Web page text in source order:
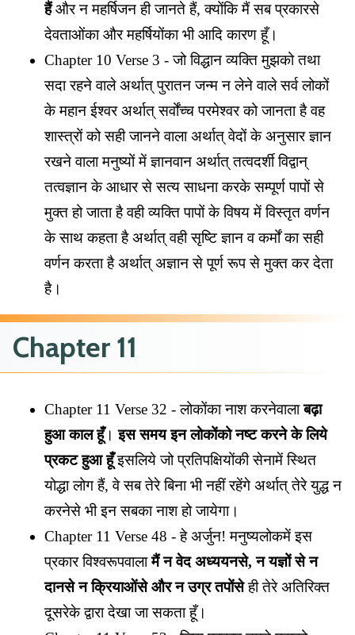
हैंऔर न महर्षिजन ही जानते हैं, क्योंकि मैं सब प्रकारसे
देवताओंका और महर्षियोंका भी आदि कारण हूँ।
Chapter 10 Verse 3 - जो विद्धान व्यक्ति मुझको तथा
सदा रहने वाले अर्थात् पुरातन जन्म न लेने वाले सर्व लोकों
के महान ईश्वर अर्थात् सर्वोंच्च परमेश्वर को जानता है वह
शास्त्रों को सही जानने वाला अर्थात् वेदों के अनुसार ज्ञान
रखने वाला मनुष्यों में ज्ञानवान अर्थात् तत्वदर्शी विद्वान्
तत्वज्ञान के आधार से सत्य साधना करके सम्पूर्ण पापों से
मुक्त हो जाता है वही व्यक्ति पापों के विषय में विस्तृत वर्णन
के साथ कहता है अर्थात् वही सृष्टि ज्ञान व कर्मों का सही
वर्णन करता है अर्थात् अज्ञान से पूर्ण रूप से मुक्त कर देता
है।
Chapter 11
Chapter 11 Verse 32 - लोकोंका नाश करनेवालाबढ़ा
हुआ काल हूँ।इस समय इन लोकोंको नष्ट करने के लिये
प्रकट हुआ हूँइसलिये जो प्रतिपक्षियोंकी सेनामें स्थित
योद्धा लोग हैं, वे सब तेरे बिना भी नहीं रहेंगे अर्थात् तेरे युद्ध न
करनेसे भी इन सबका नाश हो जायेगा।
Chapter 11 Verse 48 - हे अर्जुन! मनुष्यलोकमें इस
प्रकार विश्वरूपवालामैं न वेद अध्ययनसे, न यज्ञों से न
दानसे न क्रियाओंसे और न उग्र तपोंसेही तेरे अतिरिक्त
दूसरेके द्वारा देखा जा सकता हूँ।